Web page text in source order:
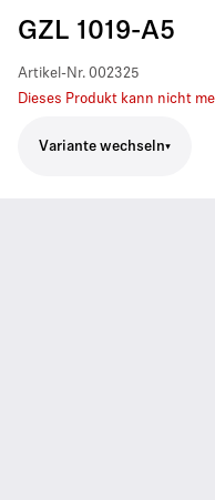
GZL 1019-A5
Artikel-Nr. 002325
Dieses Produkt kann nicht
Variante wechseln